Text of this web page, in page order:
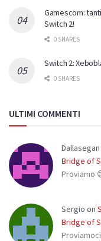
Gamescom:
Switch 2!
0 SHARES
Switch 2:
0 SHARES
ULTIMI COMMENTI
Dallasegan
Bridge of
Proviamo
Sergio on
Bridge of